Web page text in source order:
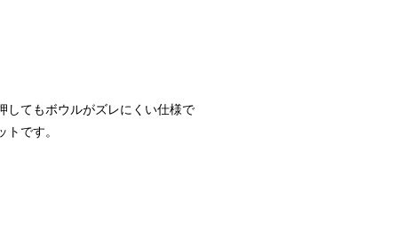
してもボウルがズレにくい仕様で
です。